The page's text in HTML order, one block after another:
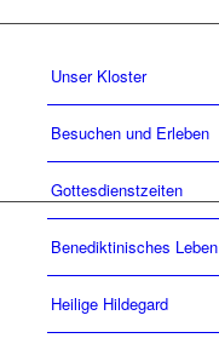
Unser Kloster
Besuchen und Erleben
Gottesdienstzeiten
Benediktinisches Leben
Heilige Hildegard